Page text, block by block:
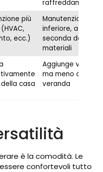
raffreddamento
più
ecc.)
Manutenzione
inferiore, a
seconda dei
materiali
casa
Aggiunge valore
ma meno di una
veranda
è la comodità. Le
confortevoli tutto